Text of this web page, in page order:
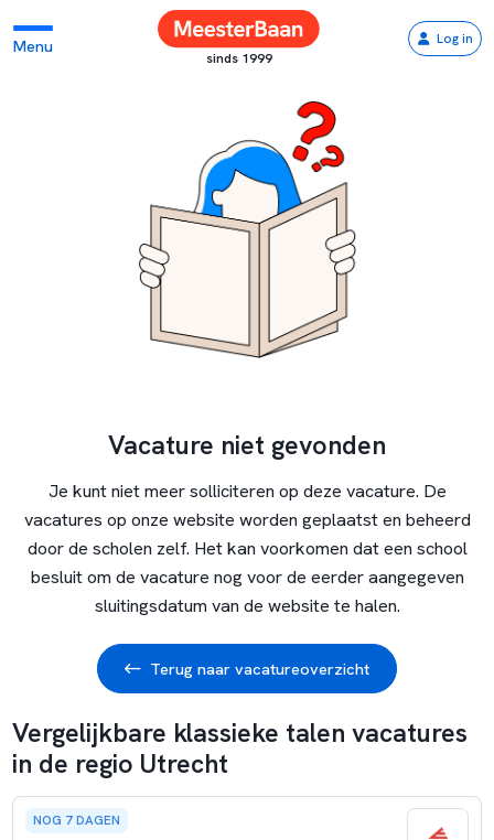
Menu
sinds 1999
Log in
Vacature niet gevonden
Je kunt niet meer solliciteren op deze vacature. De
vacatures op onze website worden geplaatst en beheerd
door de scholen zelf. Het kan voorkomen dat een school
besluit om de vacature nog voor de eerder aangegeven
sluitingsdatum van de website te halen.
Terug naar vacatureoverzicht
Vergelijkbare klassieke talen vacatures
in de regio Utrecht
NOG 7 DAGEN